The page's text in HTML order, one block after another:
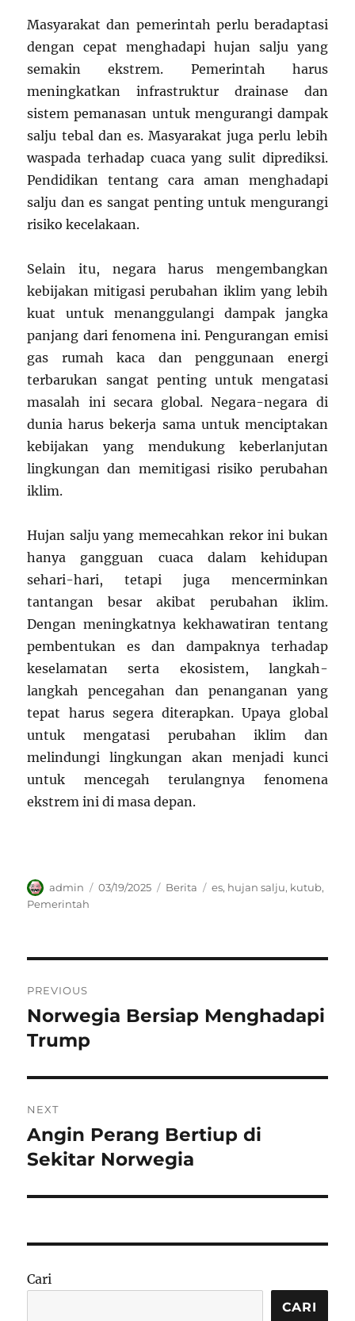
Masyarakat dan pemerintah perlu beradaptasi
dengan cepat menghadapi hujan salju yang
semakin ekstrem. Pemerintah harus
meningkatkan infrastruktur drainase dan
sistem pemanasan untuk mengurangi dampak
salju tebal dan es. Masyarakat juga perlu lebih
waspada terhadap cuaca yang sulit diprediksi.
Pendidikan tentang cara aman menghadapi
salju dan es sangat penting untuk mengurangi
risiko kecelakaan.
Selain itu, negara harus mengembangkan
kebijakan mitigasi perubahan iklim yang lebih
kuat untuk menanggulangi dampak jangka
panjang dari fenomena ini. Pengurangan emisi
gas rumah kaca dan penggunaan energi
terbarukan sangat penting untuk mengatasi
masalah ini secara global. Negara-negara di
dunia harus bekerja sama untuk menciptakan
kebijakan yang mendukung keberlanjutan
lingkungan dan memitigasi risiko perubahan
iklim.
Hujan salju yang memecahkan rekor ini bukan
hanya gangguan cuaca dalam kehidupan
sehari-hari, tetapi juga mencerminkan
tantangan besar akibat perubahan iklim.
Dengan meningkatnya kekhawatiran tentang
pembentukan es dan dampaknya terhadap
keselamatan serta ekosistem, langkah-
langkah pencegahan dan penanganan yang
tepat harus segera diterapkan. Upaya global
untuk mengatasi perubahan iklim dan
melindungi lingkungan akan menjadi kunci
untuk mencegah terulangnya fenomena
ekstrem ini di masa depan.
Author
admin
Posted
03/19/2025 Categories
Berita Tags
es, hujan salju, kutub,
Pemerintah
pos
PREVIOUS
Previous
post:
Norwegia Bersiap Menghadapi
Trump
NEXT
Next
post:
Angin Perang Bertiup di
Sekitar Norwegia
Cari
CARI